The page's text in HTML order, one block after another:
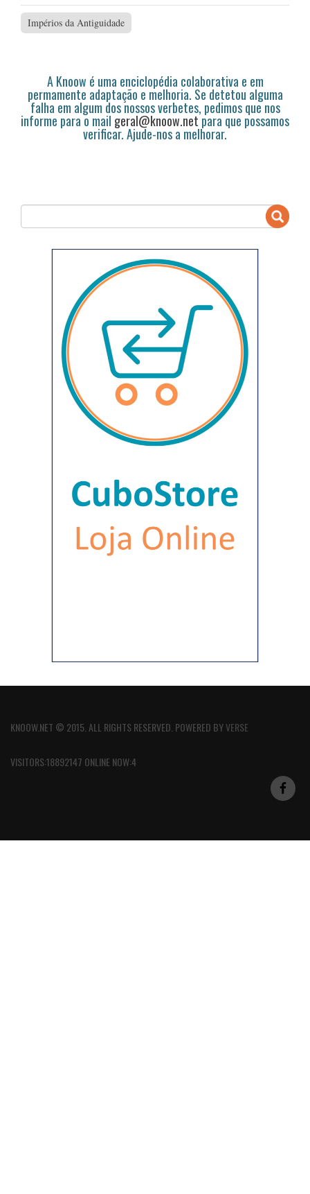
Impérios da Antiguidade
A Knoow é uma enciclopédia colaborativa e em
permamente adaptação e melhoria. Se detetou alguma
falha em algum dos nossos verbetes, pedimos que nos
informe para o mail geral@knoow.netpara que possamos
verificar. Ajude-nos a melhorar.
KNOOW.NET © 2015. ALL RIGHTS RESERVED. POWERED BYVERSE
VISITORS:18892147 ONLINE NOW:4